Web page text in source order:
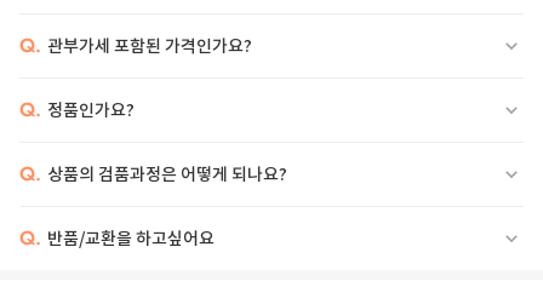
Q. 관부가세 포함된 가격인가요?
Q. 정품인가요?
Q. 상품의 검품과정은 어떻게 되나요?
Q. 반품/교환을 하고싶어요